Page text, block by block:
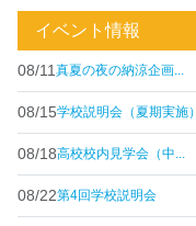
イベント情報
08/11 真夏の夜の納涼企画...
08/15学校説明会（夏期実施）
08/18高校校内見学会（中...
08/22第4回学校説明会